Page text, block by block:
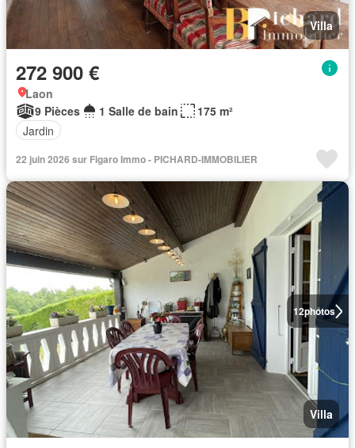
Villa
272 900 €
Laon
9 Pièces
1 Salle de bain
175 m²
Jardin
22 juin 2026 sur Figaro Immo - PICHARD-IMMOBILIER
12photos
Villa